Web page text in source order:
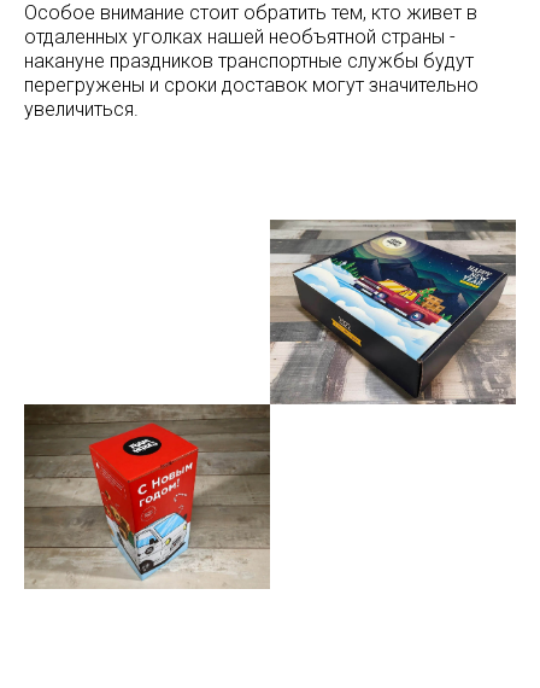
Особое внимание стоит обратить тем, кто живет в
отдаленных уголках нашей необъятной страны -
накануне праздников транспортные службы будут
перегружены и сроки доставок могут значительно
увеличиться.